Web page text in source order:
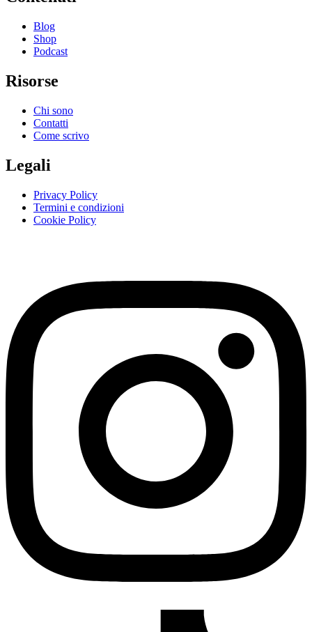
Blog
Shop
Podcast
Risorse
Chi sono
Contatti
Come scrivo
Legali
Privacy Policy
Termini e condizioni
Cookie Policy